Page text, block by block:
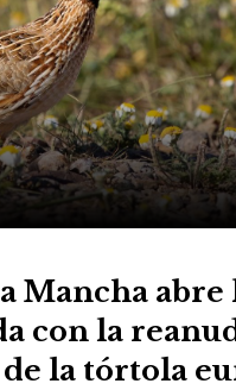
Mancha abre
con la
de la tórtola